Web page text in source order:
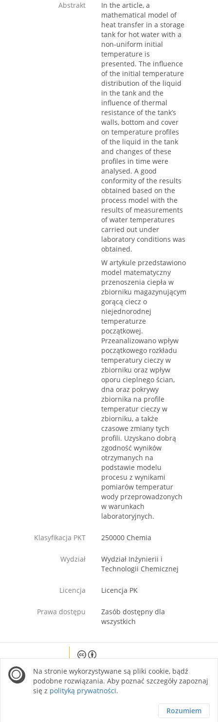
Abstrakt
In the article, a
mathematical model of
heat transfer in a storage
tank for hot water with a
non-uniform initial
temperature is
presented. The influence
of the initial temperature
distribution of the liquid
in the tank and the
influence of thermal
resistance of the tank’s
walls, bottom and cover
on temperature profiles
of the liquid in the tank
and changes of these
profiles in time were
analysed. A good
conformity of the results
obtained based on the
process model with the
results of measurements
of water temperatures
carried out under
laboratory conditions was
obtained.
W artykule przedstawiono
model matematyczny
przenoszenia ciepła w
zbiorniku magazynującym
gorącą ciecz o
niejednorodnej
temperaturze
początkowej.
Przeanalizowano wpływ
początkowego rozkładu
temperatury cieczy w
zbiorniku oraz wpływ
oporu cieplnego ścian,
dna oraz pokrywy
zbiornika na profile
temperatur cieczy w
zbiorniku, a także
czasowe zmiany tych
profili. Uzyskano dobrą
zgodność wyników
otrzymanych na
podstawie modelu
procesu z wynikami
pomiarów temperatur
wody przeprowadzonych
w warunkach
laboratoryjnych.
Klasyfikacja PKT 250000 Chemia
Wydział
Wydział Inżynierii i
Technologii Chemicznej
Licencja Licencja PK
Prawa dostępu
Zasób dostępny dla
wszystkich
site is licensed under a Creative Commons
Attribution 4.0 International license.
Na stronie wykorzystywane są pliki cookie, bądź
podobne rozwiązania. Aby poznać szczegóły zapoznaj
się z polityką prywatności.
Rozumiem